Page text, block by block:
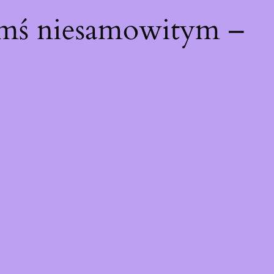
niesamowitym –